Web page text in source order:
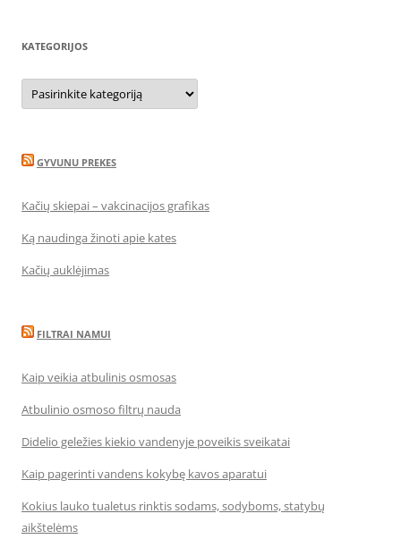
KATEGORIJOS
Kategorijos
GYVUNU PREKES
Kačių skiepai – vakcinacijos grafikas
Ką naudinga žinoti apie kates
Kačių auklėjimas
FILTRAI NAMUI
Kaip veikia atbulinis osmosas
Atbulinio osmoso filtrų nauda
Didelio geležies kiekio vandenyje poveikis sveikatai
Kaip pagerinti vandens kokybę kavos aparatui
Kokius lauko tualetus rinktis sodams, sodyboms, statybų
aikštelėms